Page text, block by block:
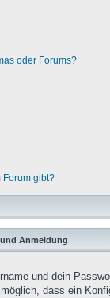
oder Forums?
Forum gibt?
Anmeldung
und dein
dass ein